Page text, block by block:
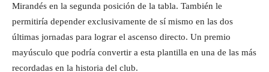
Mirandés en la segunda posición de la tabla. También le
permitiría depender exclusivamente de sí mismo en las dos
últimas jornadas para lograr el ascenso directo. Un premio
mayúsculo que podría convertir a esta plantilla en una de las más
recordadas en la historia del club.